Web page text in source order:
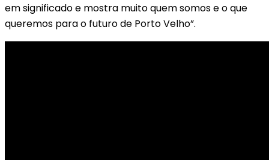
em significado e mostra muito quem somos e o que
queremos para o futuro de Porto Velho”.